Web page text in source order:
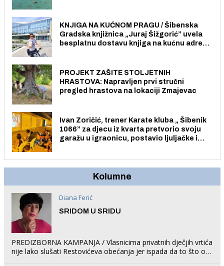
KNJIGA NA KUĆNOM PRAGU / Šibenska
Gradska knjižnica „Juraj Šižgorić” uvela
besplatnu dostavu knjiga na kućnu adresu
PROJEKT ZAŠITE STOLJETNIH
HRASTOVA: Napravljen prvi stručni
pregled hrastova na lokaciji Zmajevac
Ivan Zoričić, trener Karate kluba „ Šibenik
1066” za djecu iz kvarta pretvorio svoju
garažu u igraonicu, postavio ljuljačke i
Kolumne
Diana Ferić
SRIDOM U SRIDU
PREDIZBORNA KAMPANJA / Vlasnicima privatnih dječjih vrtića
nije lako slušati Restovićeva obećanja jer ispada da to što oni